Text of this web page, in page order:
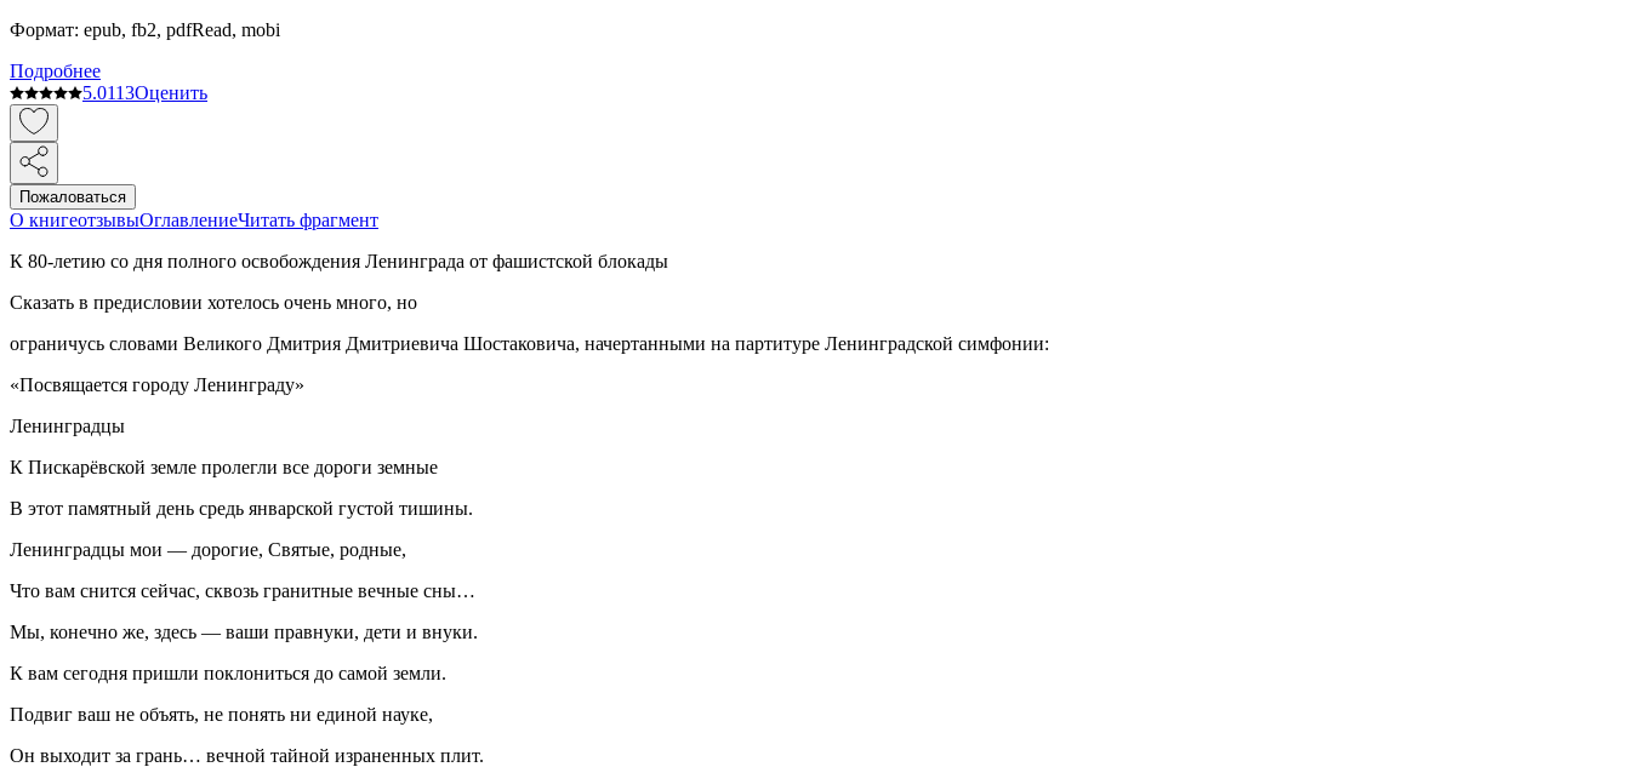
Формат: epub, fb2, pdfRead, mobi
Подробнее
5.0113Оценить
Пожаловаться
О книгеотзывыОглавлениеЧитать фрагмент
К 80-летию со дня полного освобождения Ленинграда от фашистской блокады
Сказать в предисловии хотелось очень много, но
ограничусь словами Великого Дмитрия Дмитриевича Шостаковича, начертанными на партитуре Ленинградской симфонии:
«Посвящается городу Ленинграду»
Ленинградцы
К Пискарёвской земле пролегли все дороги земные
В этот памятный день средь январской густой тишины.
Ленинградцы мои — дорогие, Святые, родные,
Что вам снится сейчас, сквозь гранитные вечные сны…
Мы, конечно же, здесь — ваши правнуки, дети и внуки.
К вам сегодня пришли поклониться до самой земли.
Подвиг ваш не объять, не понять ни единой науке,
Он выходит за грань… вечной тайной израненных плит.